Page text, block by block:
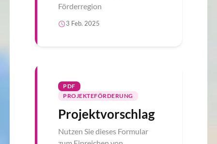
Förderregion
3 Feb. 2025
PDF
PROJEKTEFÖRDERUNG
Projektvorschlag
Nutzen Sie dieses Formular